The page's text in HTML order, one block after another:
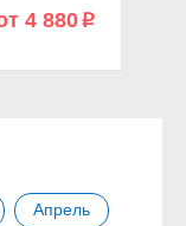
4 880 p
Апрель